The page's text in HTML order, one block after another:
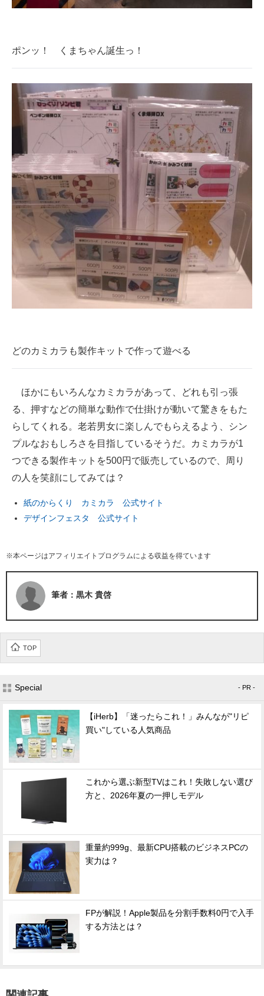
ポンッ！ くまちゃん誕生っ！
どのカミカラも製作キットで作って遊べる
ほかにもいろんなカミカラがあって、どれも引っ張
る、押すなどの簡単な動作で仕掛けが動いて驚きをもた
らしてくれる。老若男女に楽しんでもらえるよう、シン
プルなおもしろさを目指しているそうだ。カミカラが1
つできる製作キットを500円で販売しているので、周り
の人を笑顔にしてみては？
紙のからくり カミカラ 公式サイト
デザインフェスタ 公式サイト
※本ページはアフィリエイトプログラムによる収益を得ています
筆者：黒木 貴啓
TOP
Special - PR -
【iHerb】「迷ったらこれ！」みんなが"リピ
買い"している人気商品
これから選ぶ新型TVはこれ！失敗しない選び
方と、2026年夏の一押しモデル
重量約999g、最新CPU搭載のビジネスPCの
実力は？
FPが解説！Apple製品を分割手数料0円で入手
する方法とは？